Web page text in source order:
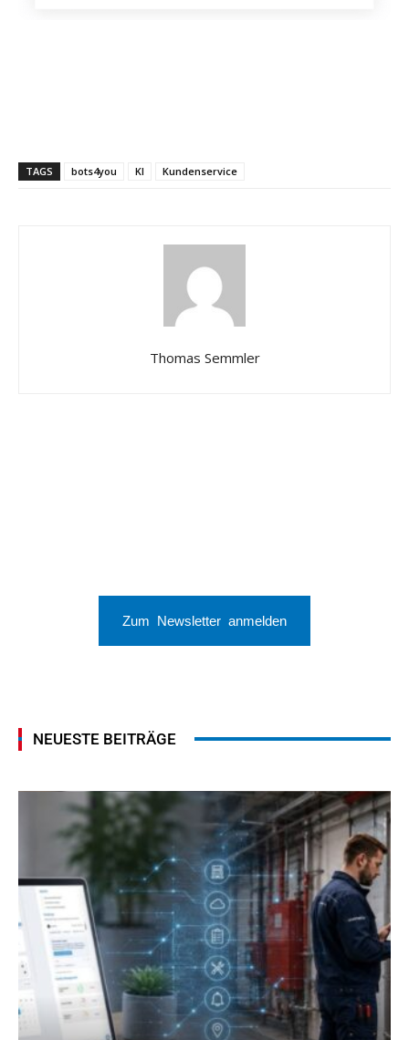
TAGS bots4you KI Kundenservice
Thomas Semmler
Zum Newsletter anmelden
NEUESTE BEITRÄGE